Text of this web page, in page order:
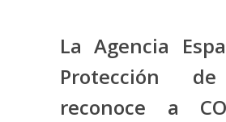
La Agencia
Protección
reconoce a